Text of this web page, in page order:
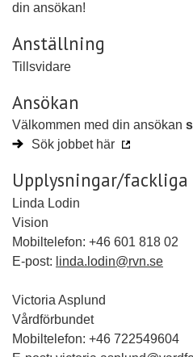
din ansökan!
Anställning
Tillsvidare
Ansökan
Välkommen med din ansökan
Sök jobbet här
Upplysningar/
Linda Lodin
Vision
Mobiltelefon: +46 601 818 02
E-post: linda.lodin@rvn.se
Victoria Asplund
Vårdförbundet
Mobiltelefon: +46 722549604